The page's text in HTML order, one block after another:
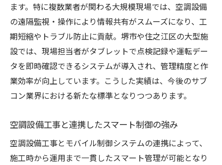
ます。特に複数業者が関わる大規模現場では、空調設備
の遠隔監視・操作により情報共有がスムーズになり、工
期短縮やトラブル防止に貢献。堺市や住之江区の大型施
設では、現場担当者がタブレットで点検記録や運転デー
タを即時確認できるシステムが導入され、管理精度と作
業効率が向上しています。こうした実績は、今後のサブ
コン業界における新たな標準となりつつあります。
空調設備工事と連携したスマート制御の強み
空調設備工事とモバイル制御システムの連携によって、
施工時から運用まで一貫したスマート管理が可能となり